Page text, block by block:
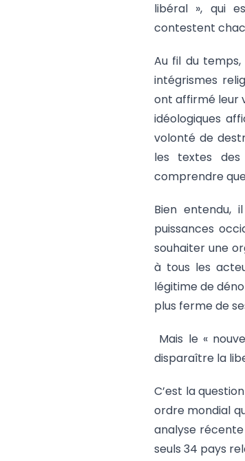
libéral », qui
contestent
Au fil du
intégrismes
ont affirmé leur
idéologiques
volonté de
les textes des
comprendre
Bien entendu,
puissances
souhaiter une
à tous les
légitime de
plus ferme de
Mais le «
disparaître la
C’est la
ordre mondial
analyse
seuls 34 pays